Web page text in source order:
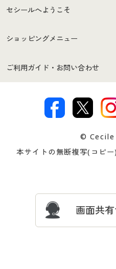
セシールへようこそ
はじめての方へ
セシールご利用規約
著作権・商標について
ショッピングメニュー
商品カテゴリ
プレゼント＆キャンペーン
ご利用ガイド・お問い合わせ
交換・返品は
ついて
© Cecile
本サイトの無断複写(コピー
画面共